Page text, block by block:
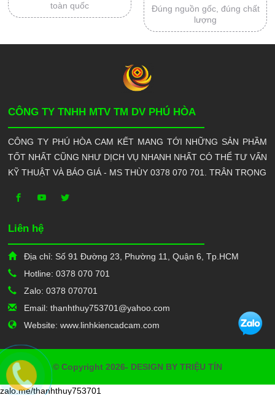
toàn quốc
Đúng nguồn gốc, đúng chất
lượng
CÔNG TY TNHH MTV TM DV PHÚ HÒA
CÔNG TY PHÚ HÒA CAM KẾT MANG TỚI NHỮNG SẢN PHẦM
TỐT NHẤT CŨNG NHƯ DỊCH VỤ NHANH NHẤT CÓ THỂ TƯ VẤN
KỸ THUẬT VÀ BÁO GIÁ - MS THÙY 0378 070 701. TRÂN TRỌNG
Liên hệ
Địa chỉ: Số 91 Đường 23, Phường 11, Quận 6, Tp.HCM
Hotline: 0378 070 701
Zalo: 0378 070701
Email: thanhthuy753701@yahoo.com
Website: www.linhkiencadcam.com
© Copyright 2026- DESIGN BY TRIỆU TÍN
zalo.me/thanhthuy753701